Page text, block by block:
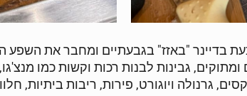
בדיינר "באזז" בגבעתיים ומחבר את
גבינות לבנות רכות וקשות כמו
גרנולה ויוגורט, פירות, ריבות ביתיות,